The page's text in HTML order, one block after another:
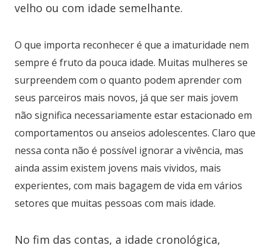
velho ou com idade semelhante.
O que importa reconhecer é que a imaturidade nem
sempre é fruto da pouca idade. Muitas mulheres se
surpreendem com o quanto podem aprender com
seus parceiros mais novos, já que ser mais jovem
não significa necessariamente estar estacionado em
comportamentos ou anseios adolescentes. Claro que
nessa conta não é possível ignorar a vivência, mas
ainda assim existem jovens mais vividos, mais
experientes, com mais bagagem de vida em vários
setores que muitas pessoas com mais idade.
No fim das contas, a idade cronológica,